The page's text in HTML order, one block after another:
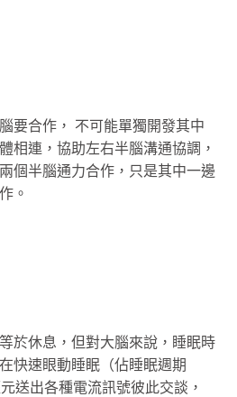
要合作， 不可能單獨開發其中
相連，協助左右半腦溝通協調，
個半腦通力合作，只是其中一邊
。
於休息，但對大腦來說，睡眠時
快速眼動睡眠（佔睡眠週期
送出各種電流訊號彼此交談，